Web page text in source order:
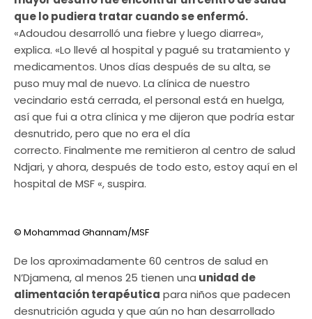
que lo pudiera tratar cuando se enfermó.
«Adoudou desarrolló una fiebre y luego diarrea»,
explica. «Lo llevé al hospital y pagué su tratamiento y
medicamentos. Unos días después de su alta, se
puso muy mal de nuevo. La clínica de nuestro
vecindario está cerrada, el personal está en huelga,
así que fui a otra clínica y me dijeron que podría estar
desnutrido, pero que no era el día
correcto. Finalmente me remitieron al centro de salud
Ndjari, y ahora, después de todo esto, estoy aquí en el
hospital de MSF «, suspira.
© Mohammad Ghannam/MSF
De los aproximadamente 60 centros de salud en
N’Djamena, al menos 25 tienen una unidad de
alimentación terapéutica para niños que padecen
desnutrición aguda y que aún no han desarrollado